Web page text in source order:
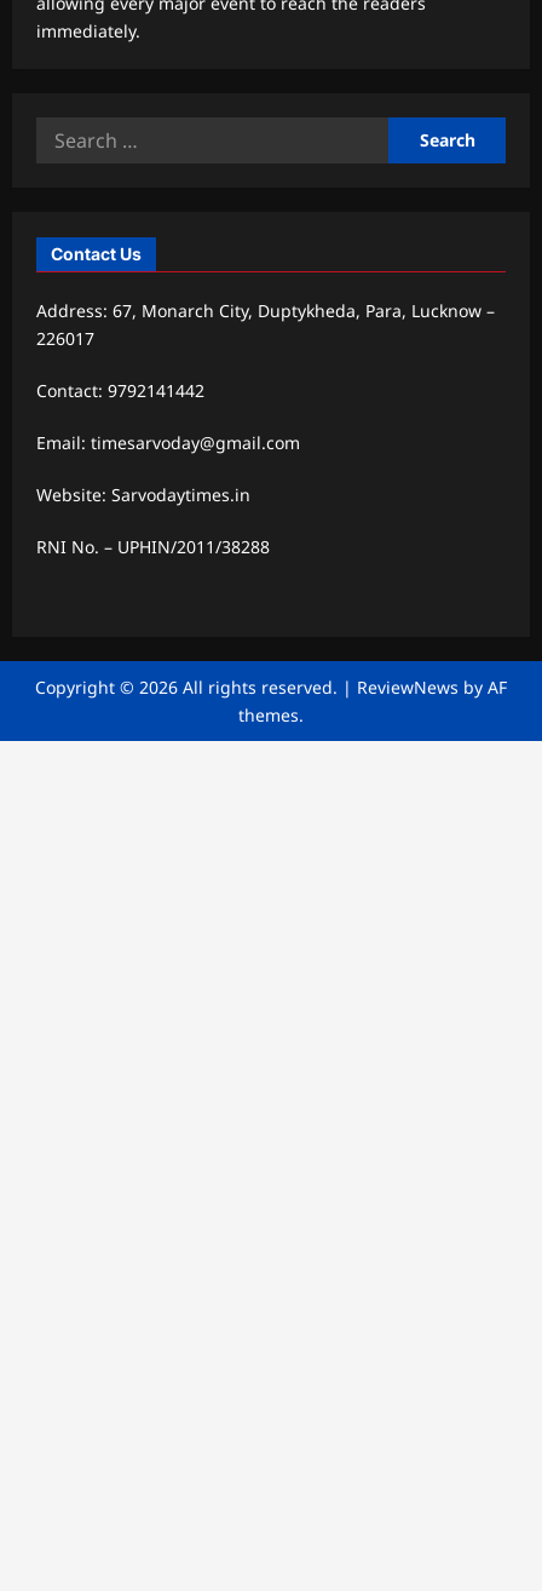
immediately.
Search
Contact Us
Address: 67, Monarch City, Duptykheda, Para, Lucknow –
226017
Contact: 9792141442
Email: timesarvoday@gmail.com
Website: Sarvodaytimes.in
RNI No. – UPHIN/2011/38288
Copyright © 2026 All rights reserved. | ReviewNews by AF
themes.